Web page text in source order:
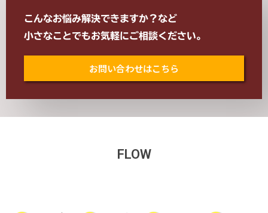
こんなお悩み解決できますか？など
小さなことでもお気軽にご相談ください。
お問い合わせはこちら
FLOW